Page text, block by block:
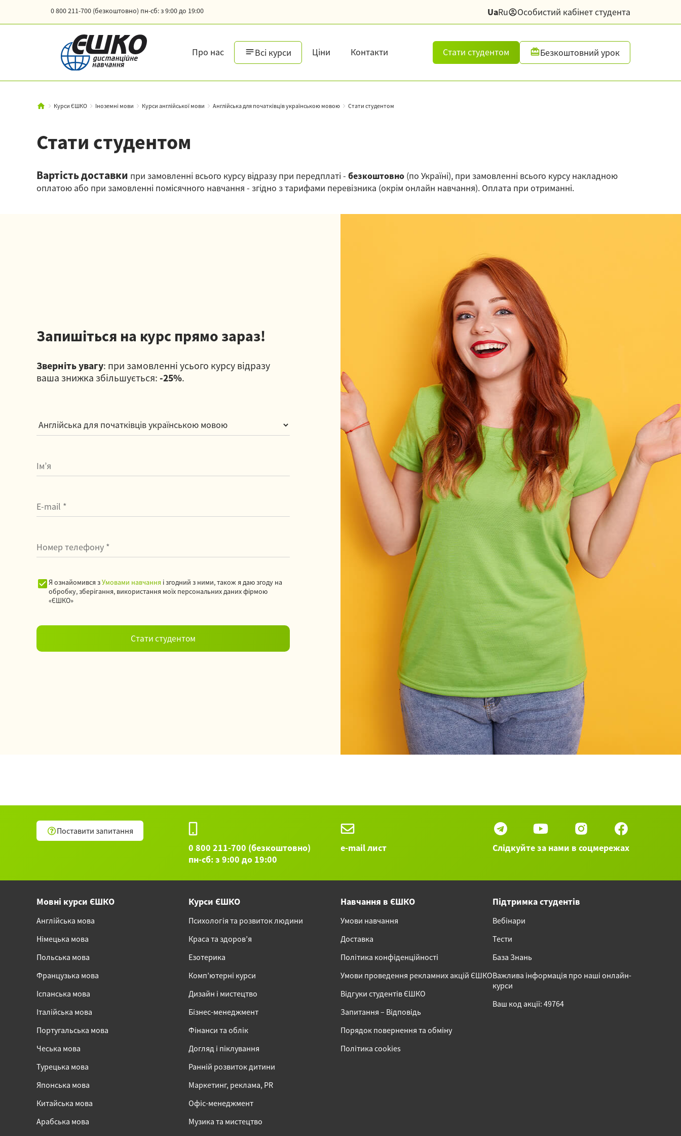
0 800 211-700 (безкоштовно) пн-сб: з 9:00 до 19:00 UaRu Особистий кабінет студента
Про нас Всі курси Ціни Контакти Стати студентом Безкоштовний урок
Курси ЄШКО Іноземні мови Курси англійської мови Англійська для початківців українською мовою Стати студентом
Стати студентом
Вартість доставки при замовленні всього курсу відразу при передплаті - безкоштовно (по Україні), при замовленні всього курсу накладною
оплатою або при замовленні помісячного навчання - згідно з тарифами перевізника (окрім онлайн навчання). Оплата при отриманні.
Запишіться на курс прямо зараз!
Зверніть увагу: при замовленні усього курсу відразу
ваша знижка збільшується: -25%.
Я ознайомився зУмовами навчання і згодний з ними, також я даю згоду на
обробку, зберігання, використання моїх персональних даних фірмою
«ЄШКО»
Поставити запитання
0 800 211-700 (безкоштовно)
пн-сб: з 9:00 до 19:00
e-mail лист Слідкуйте за нами в соцмережах
Мовні курси ЄШКО
Англійська мова
Німецька мова
Польська мова
Французька мова
Іспанська мова
Італійська мова
Португальська мова
Чеська мова
Турецька мова
Японська мова
Китайська мова
Арабська мова
Курси ЄШКО
Психологія та розвиток людини
Краса та здоров’я
Езотерика
Комп’ютерні курси
Дизайн і мистецтво
Бізнес-менеджмент
Фінанси та облік
Догляд і піклування
Ранній розвиток дитини
Маркетинг, реклама, PR
Офіс-менеджмент
Музика та мистецтво
Навчання в ЄШКО
Умови навчання
Доставка
Політика конфіденційності
Умови проведення рекламних акцій ЄШКО
Відгуки студентів ЄШКО
Запитання – Відповідь
Порядок повернення та обміну
Політика cookies
Підтримка студентів
Вебінари
Тести
База Знань
Важлива інформація про наші онлайн-
курси
Ваш код акції: 49764